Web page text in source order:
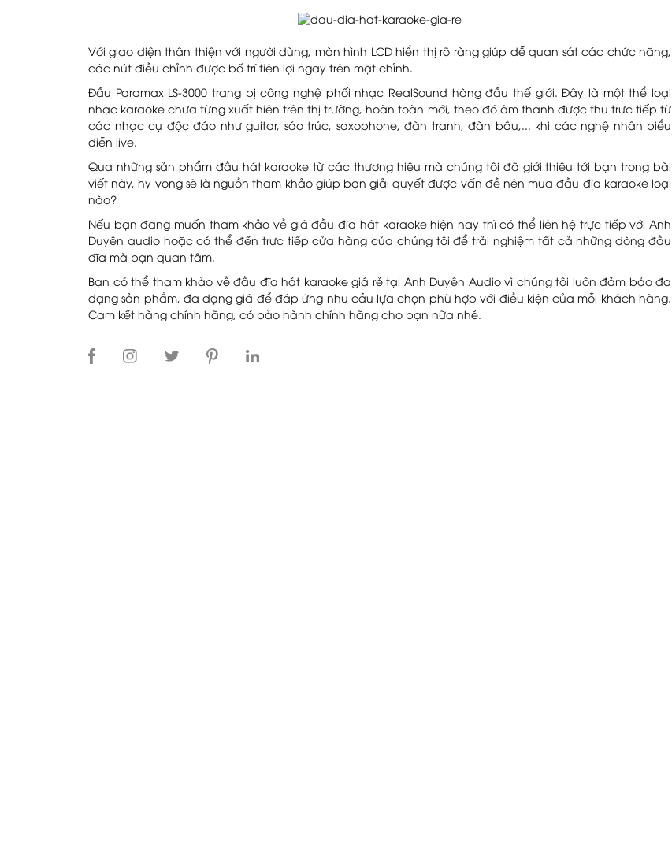
Với giao diện thân thiện với người dùng, màn hình LCD hiển thị rõ ràng giúp dễ quan sát các chức năng,
các nút điều chỉnh được bố trí tiện lợi ngay trên mặt chỉnh.
Đầu Paramax LS-3000 trang bị công nghệ phối nhạc RealSound hàng đầu thế giới. Đây là một thể loại
nhạc karaoke chưa từng xuất hiện trên thị trường, hoàn toàn mới, theo đó âm thanh được thu trực tiếp từ
các nhạc cụ độc đáo như guitar, sáo trúc, saxophone, đàn tranh, đàn bầu,... khi các nghệ nhân biểu
diễn live.
Qua những sản phẩm đầu hát karaoke từ các thương hiệu mà chúng tôi đã giới thiệu tới bạn trong bài
viết này, hy vọng sẽ là nguồn tham khảo giúp bạn giải quyết được vấn đề nên mua đầu đĩa karaoke loại
nào?
Nếu bạn đang muốn tham khảo về giá đầu đĩa hát karaoke hiện nay thì có thể liên hệ trực tiếp với Anh
Duyên audio hoặc có thể đến trực tiếp cửa hàng của chúng tôi để trải nghiệm tất cả những dòng đầu
đĩa mà bạn quan tâm.
Bạn có thể tham khảo về đầu đĩa hát karaoke giá rẻ tại Anh Duyên Audio vì chúng tôi luôn đảm bảo đa
dạng sản phẩm, đa dạng giá để đáp ứng nhu cầu lựa chọn phù hợp với điều kiện của mỗi khách hàng.
Cam kết hàng chính hãng, có bảo hành chính hãng cho bạn nữa nhé.